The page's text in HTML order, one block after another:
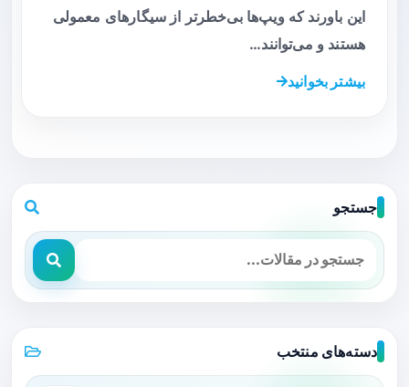
این باورند که ویپ‌ها بی‌خطرتر از سیگارهای معمولی
هستند و می‌توانند…
بیشتر بخوانید
جستجو
دسته‌های منتخب